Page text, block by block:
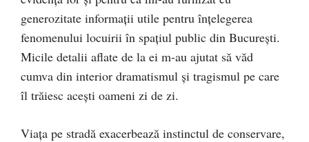
generozitate informații utile pentru înțelegerea
fenomenului locuirii în spațiul public din București.
Micile detalii aflate de la ei m-au ajutat să văd
cumva din interior dramatismul și tragismul pe care
îl trăiesc acești oameni zi de zi.
Viața pe stradă exacerbează instinctul de conservare,